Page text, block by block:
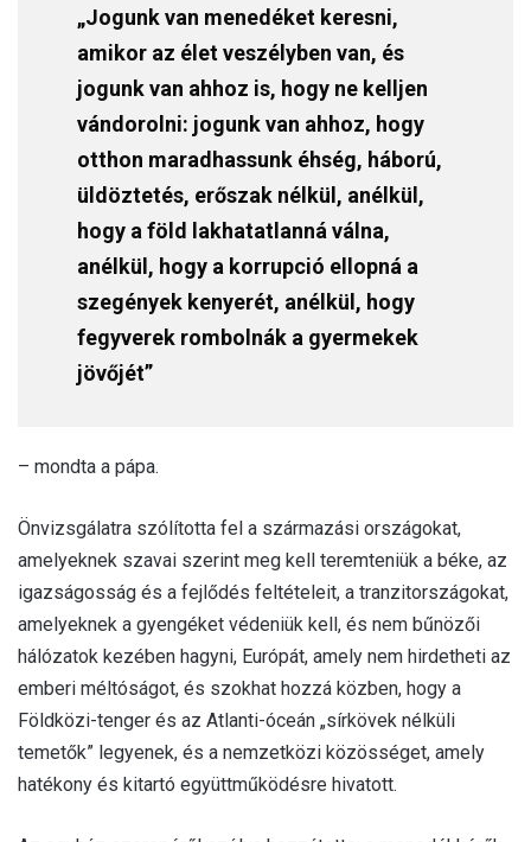
„Jogunk van menedéket keresni,
amikor az élet veszélyben van, és
jogunk van ahhoz is, hogy ne kelljen
vándorolni: jogunk van ahhoz, hogy
otthon maradhassunk éhség, háború,
üldöztetés, erőszak nélkül, anélkül,
hogy a föld lakhatatlanná válna,
anélkül, hogy a korrupció ellopná a
szegények kenyerét, anélkül, hogy
fegyverek rombolnák a gyermekek
jövőjét”
– mondta a pápa.
Önvizsgálatra szólította fel a származási országokat,
amelyeknek szavai szerint meg kell teremteniük a béke, az
igazságosság és a fejlődés feltételeit, a tranzitországokat,
amelyeknek a gyengéket védeniük kell, és nem bűnözői
hálózatok kezében hagyni, Európát, amely nem hirdetheti az
emberi méltóságot, és szokhat hozzá közben, hogy a
Földközi-tenger és az Atlanti-óceán „sírkövek nélküli
temetők” legyenek, és a nemzetközi közösséget, amely
hatékony és kitartó együttműködésre hivatott.